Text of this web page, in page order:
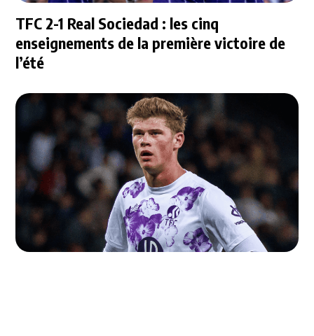
TFC 2-1 Real Sociedad : les cinq
enseignements de la première victoire de
l’été